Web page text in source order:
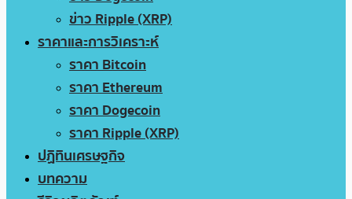
ข่าว Ripple (XRP)
ราคาและการวิเคราะห์
ราคา Bitcoin
ราคา Ethereum
ราคา Dogecoin
ราคา Ripple (XRP)
ปฏิทินเศรษฐกิจ
บทความ